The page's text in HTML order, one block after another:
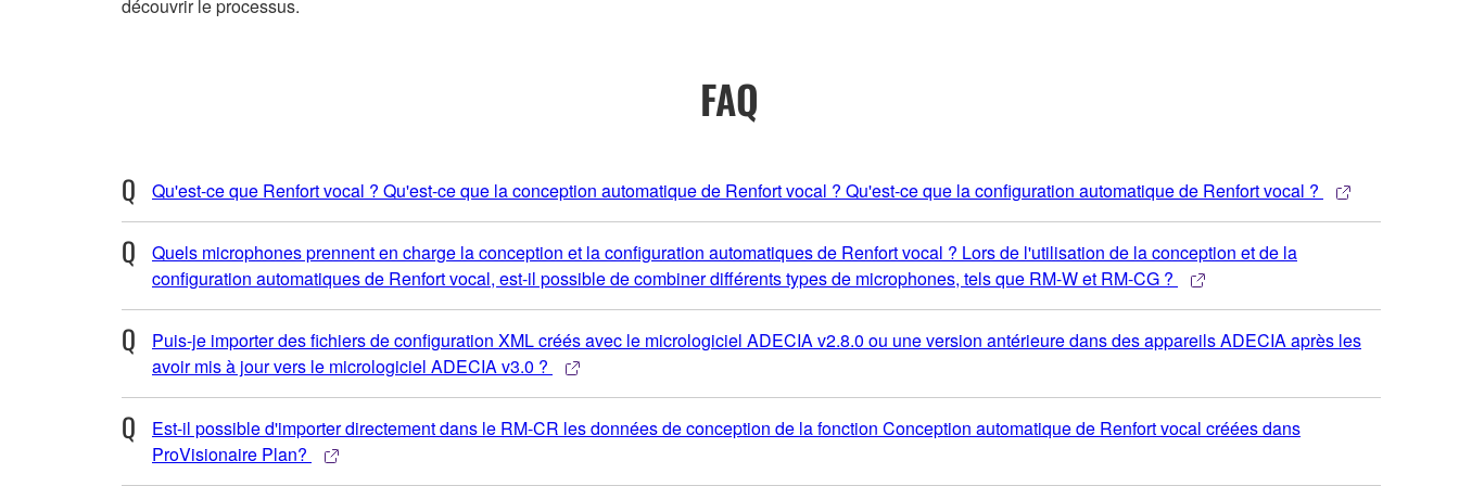
découvrir le processus.
FAQ
Qu'est-ce que Renfort vocal ? Qu'est-ce que la conception automatique de Renfort vocal ? Qu'est-ce que la configuration automatique de Renfort vocal ?
Quels microphones prennent en charge la conception et la configuration automatiques de Renfort vocal ? Lors de l'utilisation de la conception et de la
configuration automatiques de Renfort vocal, est-il possible de combiner différents types de microphones, tels que RM-W et RM-CG ?
Puis-je importer des fichiers de configuration XML créés avec le micrologiciel ADECIA v2.8.0 ou une version antérieure dans des appareils ADECIA après les
avoir mis à jour vers le micrologiciel ADECIA v3.0 ?
Est-il possible d'importer directement dans le RM-CR les données de conception de la fonction Conception automatique de Renfort vocal créées dans
ProVisionaire Plan?